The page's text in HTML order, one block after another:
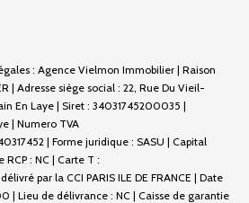
: Agence Vielmon Immobilier | Raison
| Adresse siège social : 22, Rue Du Vieil-
En Laye | Siret : 34031745200035 |
| Numero TVA
| Forme juridique : SASU | Capital
: NC | Carte T :
par la CCI PARIS ILE DE FRANCE | Date
Lieu de délivrance : NC | Caisse de garantie